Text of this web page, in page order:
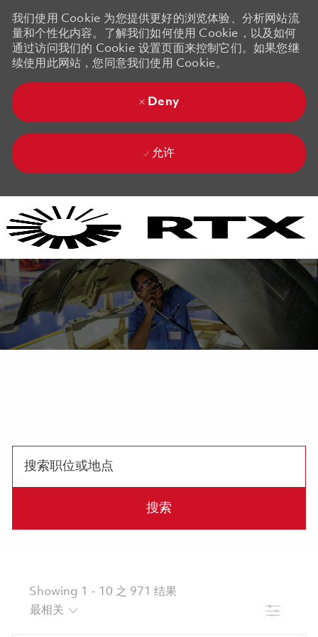
--
我们使用 Cookie 为您提供更好的浏览体验、分析网站流
量和个性化内容。了解我们如何使用 Cookie，以及如何
通过访问我们的 Cookie 设置页面来控制它们。如果您继
续使用此网站，您同意我们使用 Cookie。
Deny
允许
搜索
Showing 1 - 10 之 971 结果
滤波器